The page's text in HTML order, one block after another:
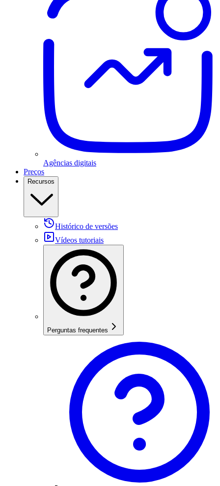
Agências digitais
Preços
Recursos
Histórico de versões
Vídeos tutoriais
Perguntas frequentes